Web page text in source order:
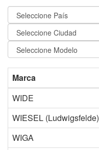
Marca
WIDE
WIESEL (Ludwigsfelde)
WIGA